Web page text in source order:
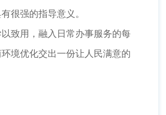
很强的指导意义。
致用，融入日常办事服务的每
境优化交出一份让人民满意的